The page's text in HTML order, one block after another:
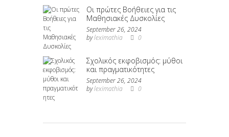
Οι πρώτες Βοήθειες για τις
Μαθησιακές Δυσκολίες
September 26, 2024
byleximathia 0
Σχολικός εκφοβισμός: μύθοι
και πραγματικότητες
September 26, 2024
byleximathia 0